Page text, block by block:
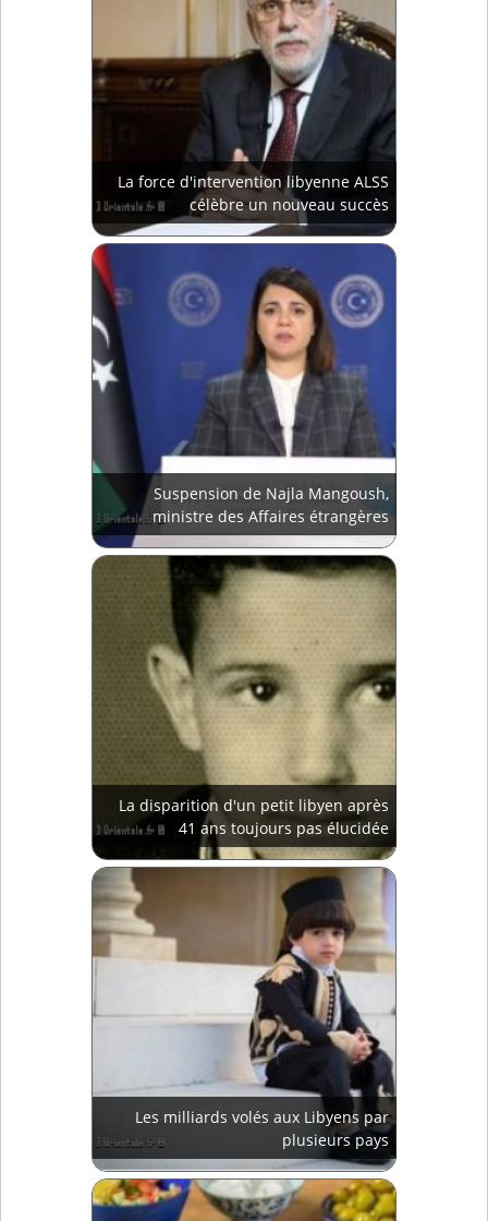
La force d'intervention libyenne ALSS
célèbre un nouveau succès
Suspension de Najla Mangoush,
ministre des Affaires étrangères
La disparition d'un petit libyen après
41 ans toujours pas élucidée
Les milliards volés aux Libyens par
plusieurs pays